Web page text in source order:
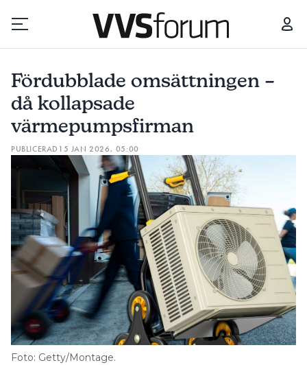
Prenumerera
Hantera prenumeration
Lediga jobb
Annonsera
Läs E-tidningen
Om tidningen
Kontakt
Information om GDPR
Search for:
Fördubblade omsättningen –
då kollapsade
värmepumpsfirman
PUBLICERAD 15 JAN 2026, 05:00
Foto: Getty/Montage.